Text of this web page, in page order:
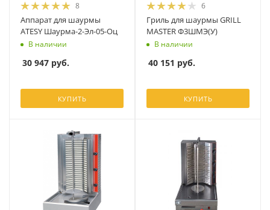
8
Аппарат для шаурмы
ATESY Шаурма-2-Эл-05-Оц
В наличии
30 947 руб.
КУПИТЬ
6
Гриль для шаурмы GRILL
MASTER Ф3ШМЭ(У)
В наличии
40 151 руб.
КУПИТЬ